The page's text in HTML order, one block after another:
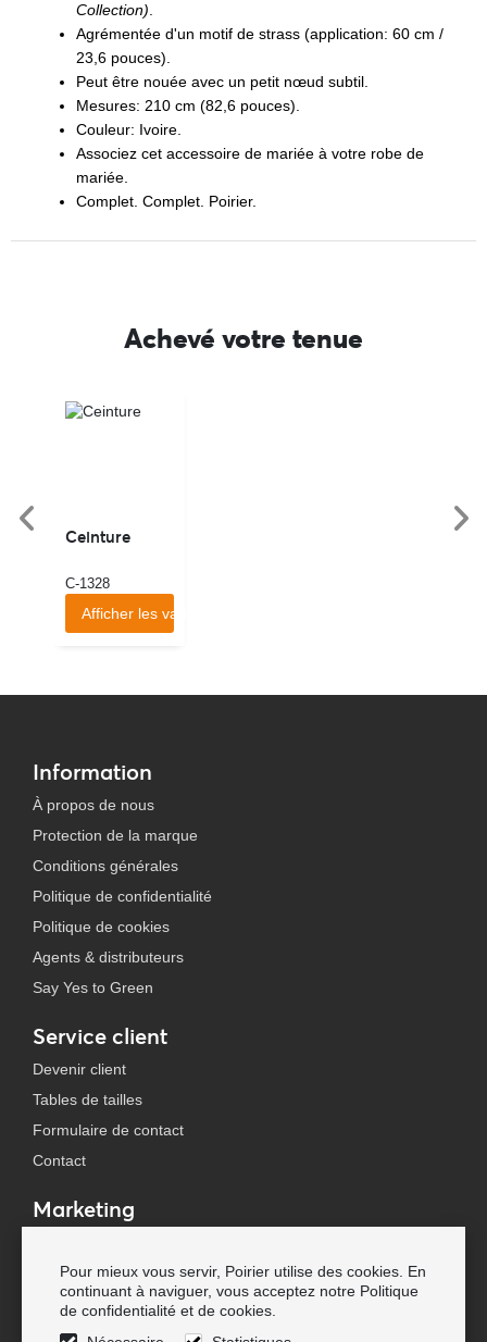
Pour mieux vous servir, Poirier utilise des cookies. En
continuant à naviguer, vous acceptez notre Politique
de confidentialité et de cookies.
Collection)
Agrémentée d'un motif de strass (application: 60 cm /
23,6 pouces).
Peut être nouée avec un petit nœud subtil.
Mesures: 210 cm (82,6 pouces).
Couleur: Ivoire.
Associez cet accessoire de mariée à votre robe de
mariée.
Complet. Complet. Poirier.
Achevé votre tenue
Ceinture
C-1328
Afficher les variantes
Information
À propos de nous
Protection de la marque
Conditions générales
Politique de confidentialité
Politique de cookies
Agents & distributeurs
Say Yes to Green
Service client
Devenir client
Tables de tailles
Formulaire de contact
Contact
Marketing
Presse & Média
Newsletters